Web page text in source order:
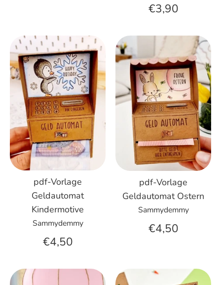
€3,90
pdf-Vorlage
Geldautomat
Kindermotive
Sammydemmy
€4,50
pdf-Vorlage
Geldautomat Ostern
Sammydemmy
€4,50